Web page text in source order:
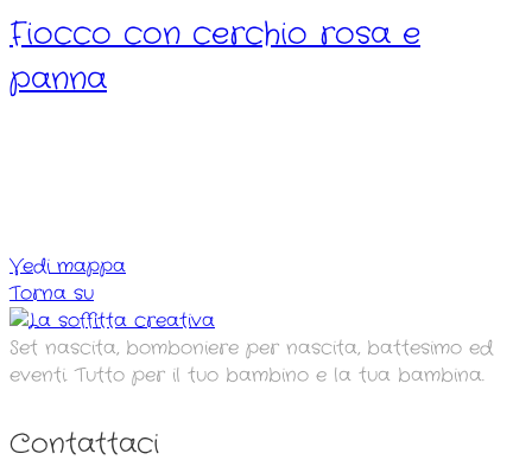
Fiocco con cerchio rosa e
panna
Vedi mappa
Torna su
Set nascita, bomboniere per nascita, battesimo ed
eventi. Tutto per il tuo bambino e la tua bambina.
Contattaci